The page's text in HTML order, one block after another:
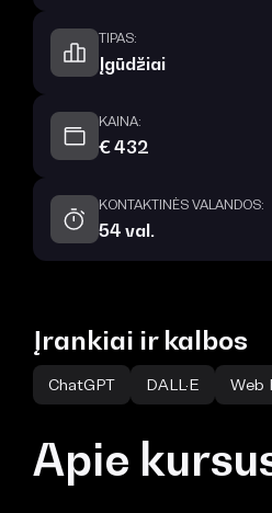
TIPAS:
Įgūdžiai
KAINA:
€ 432
KONTAKTINĖS VALANDOS:
54 val.
Įrankiai ir kalbos
ChatGPT DALL·E Web
Apie